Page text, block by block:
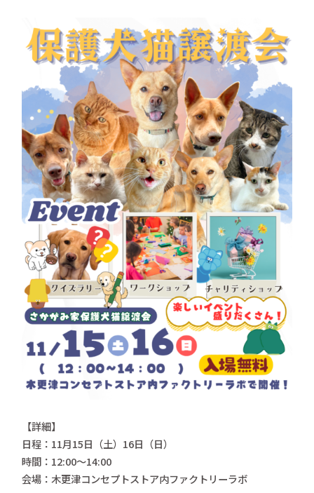
プライバシーポリシー 特定商取引法
【詳細】
日程：11月15日（土）16日（日）
時間：12:00〜14:00
会場：木更津コンセプトストア内ファクトリーラボ